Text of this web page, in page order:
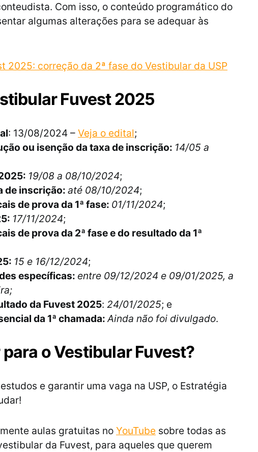
Com isso, o conteúdo programático do
algumas alterações para se adequar às
2025: correção da 2ª fase do Vestibular da USP
Fuvest 2025
: 13/08/2024 – Veja o edital;
ou isenção da taxa de inscrição: 14/05 a
19/08 a 08/10/2024;
de inscrição: até 08/10/2024;
de prova da 1ª fase: 01/11/2024;
17/11/2024;
de prova da 2ª fase e do resultado da 1ª
15 e 16/12/2024;
específicas: entre 09/12/2024 e 09/01/2025, a
da Fuvest 2025: 24/01/2025; e
da 1ª chamada:Ainda não foi divulgado.
o Vestibular Fuvest?
e garantir uma vaga na USP, o Estratégia
aulas gratuitas no YouTube sobre todas as
da Fuvest, para aqueles que querem